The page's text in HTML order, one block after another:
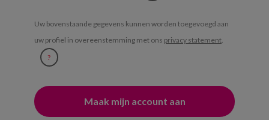
Uw bovenstaande gegevens kunnen worden toegevoegd aan
uw profiel in overeenstemming met ons privacy statement.
?